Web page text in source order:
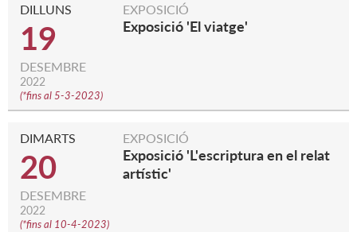
DILLUNS
19
DESEMBRE
2022
(*fins al 5-3-2023)
EXPOSICIÓ
Exposició 'El viatge'
DIMARTS
20
DESEMBRE
2022
(*fins al 10-4-2023)
EXPOSICIÓ
Exposició 'L'escriptura en el relat
artístic'